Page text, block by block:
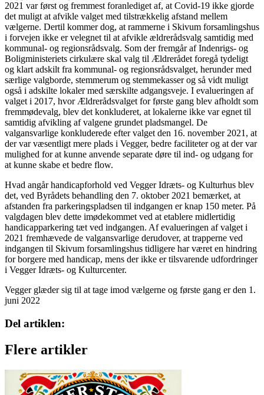
2021 var først og fremmest foranlediget af, at Covid-19 ikke gjorde
det muligt at afvikle valget med tilstrækkelig afstand mellem
vælgerne. Dertil kommer dog, at rammerne i Skivum forsamlingshus
i forvejen ikke er velegnet til at afvikle ældrerådsvalg samtidig med
kommunal- og regionsrådsvalg. Som der fremgår af Indenrigs- og
Boligministeriets cirkulære skal valg til Ældrerådet foregå tydeligt
og klart adskilt fra kommunal- og regionsrådsvalget, herunder med
særlige valgborde, stemmerum og stemmekasser og så vidt muligt
også i adskilte lokaler med særskilte adgangsveje. I evalueringen af
valget i 2017, hvor Ældrerådsvalget for første gang blev afholdt som
fremmødevalg, blev det konkluderet, at lokalerne ikke var egnet til
samtidig afvikling af valgene grundet pladsmangel. De
valgansvarlige konkluderede efter valget den 16. november 2021, at
der var væsentligt mere plads i Vegger, bedre faciliteter og at der var
mulighed for at kunne anvende separate døre til ind- og udgang for
at kunne skabe et bedre flow.
Hvad angår handicapforhold ved Vegger Idræts- og Kulturhus blev
det, ved Byrådets behandling den 7. oktober 2021 bemærket, at
afstanden fra parkeringspladsen til indgangen er knap 150 meter. På
valgdagen blev dette imødekommet ved at etablere midlertidig
handicapparkering tæt ved indgangen. Af evalueringen af valget i
2021 fremhævede de valgansvarlige derudover, at trapperne ved
indgangen til Skivum forsamlingshus tidligere har været en hindring
for borgere med handicap, mens der ikke er tilsvarende udfordringer
i Vegger Idræts- og Kulturcenter.
Vegger glæder sig til at tage imod vælgerne og første gang er den 1.
juni 2022
Del artiklen:
Flere artikler